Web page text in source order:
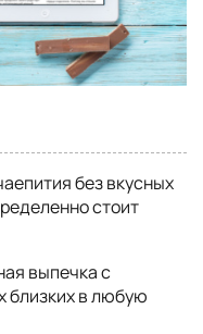
без вкусных
стоит
выпечка с
близких в любую